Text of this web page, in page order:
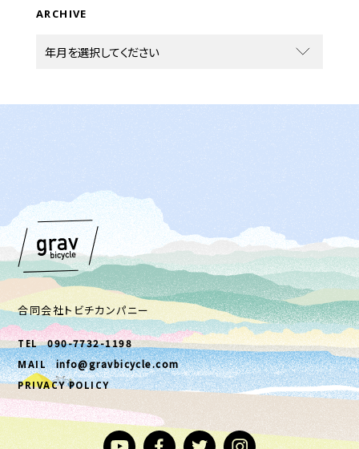
ARCHIVE
合同会社トビチカンパニー
TEL 090-7732-1198
MAIL info@gravbicycle.com
PRIVACY POLICY